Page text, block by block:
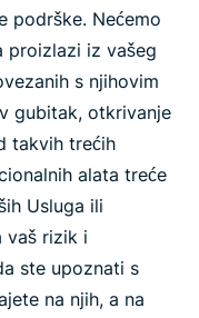
podrške. Nećemo
proizlazi iz vašeg
s njihovim
gubitak, otkrivanje
takvih trećih
alata treće
Usluga ili
vaš rizik i
ste upoznati s
na njih, a na